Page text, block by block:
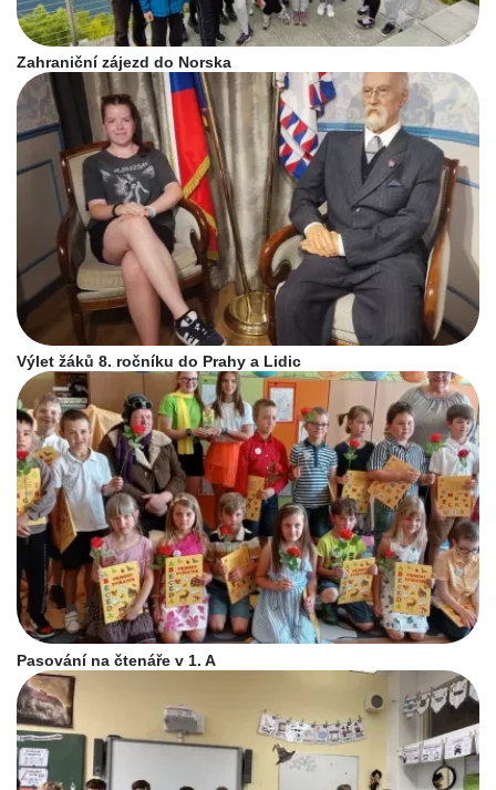
Zahraniční zájezd do Norska
Výlet žáků 8. ročníku do Prahy a Lidic
Pasování na čtenáře v 1. A